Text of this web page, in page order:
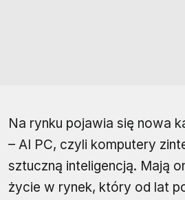
Na rynku pojawia się nowa
– AI PC, czyli komputery
sztuczną inteligencją. Mają
życie w rynek, który od lat